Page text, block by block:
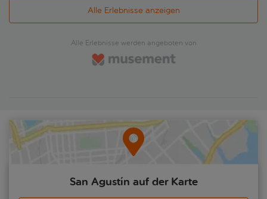
Alle Erlebnisse anzeigen
Alle Erlebnisse werden angeboten von
San Agustín auf der Karte